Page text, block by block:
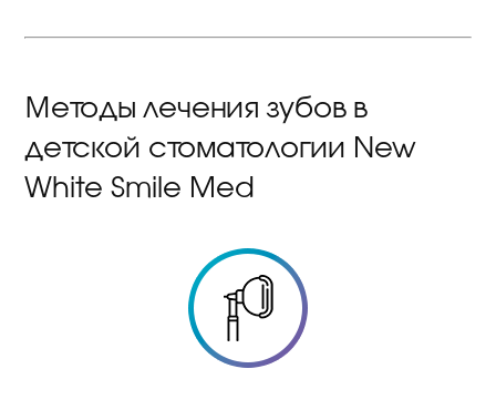
Методы лечения зубов в
детской стоматологии New
White Smile Med